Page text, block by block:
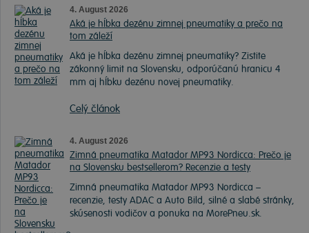
4. August 2026
Aká je hĺbka dezénu zimnej pneumatiky a prečo na
tom záleží
Aká je hĺbka dezénu zimnej pneumatiky? Zistite
zákonný limit na Slovensku, odporúčanú hranicu 4
mm aj hĺbku dezénu novej pneumatiky.
Celý článok
4. August 2026
Zimná pneumatika Matador MP93 Nordicca: Prečo je
na Slovensku bestsellerom? Recenzie a testy
Zimná pneumatika Matador MP93 Nordicca –
recenzie, testy ADAC a Auto Bild, silné a slabé stránky,
skúsenosti vodičov a ponuka na MorePneu.sk.